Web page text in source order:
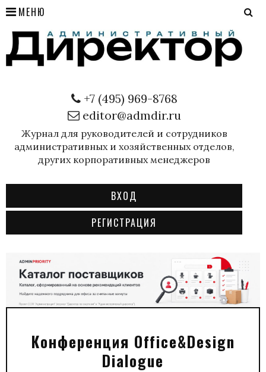
МЕНЮ
+7 (495) 969-8768
editor@admdir.ru
Журнал для руководителей и сотрудников
административных и хозяйственных отделов,
других корпоративных менеджеров
ВХОД
РЕГИСТРАЦИЯ
Конференция Office&Design
Dialogue